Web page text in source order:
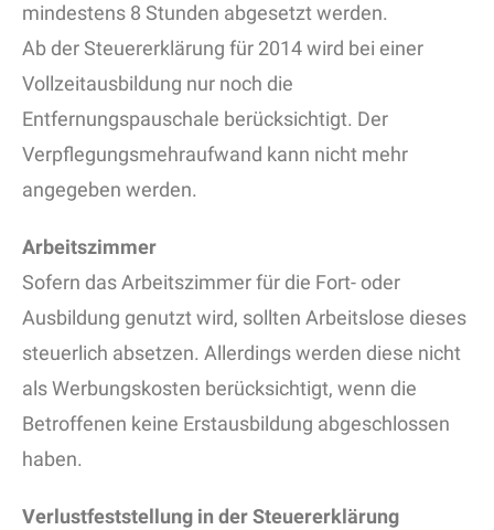
mindestens 8 Stunden abgesetzt werden.
Ab der Steuererklärung für 2014 wird bei einer
Vollzeitausbildung nur noch die
Entfernungspauschale berücksichtigt. Der
Verpflegungsmehraufwand kann nicht mehr
angegeben werden.
Arbeitszimmer
Sofern das Arbeitszimmer für die Fort- oder
Ausbildung genutzt wird, sollten Arbeitslose dieses
steuerlich absetzen. Allerdings werden diese nicht
als Werbungskosten berücksichtigt, wenn die
Betroffenen keine Erstausbildung abgeschlossen
haben.
Verlustfeststellung in der Steuererklärung